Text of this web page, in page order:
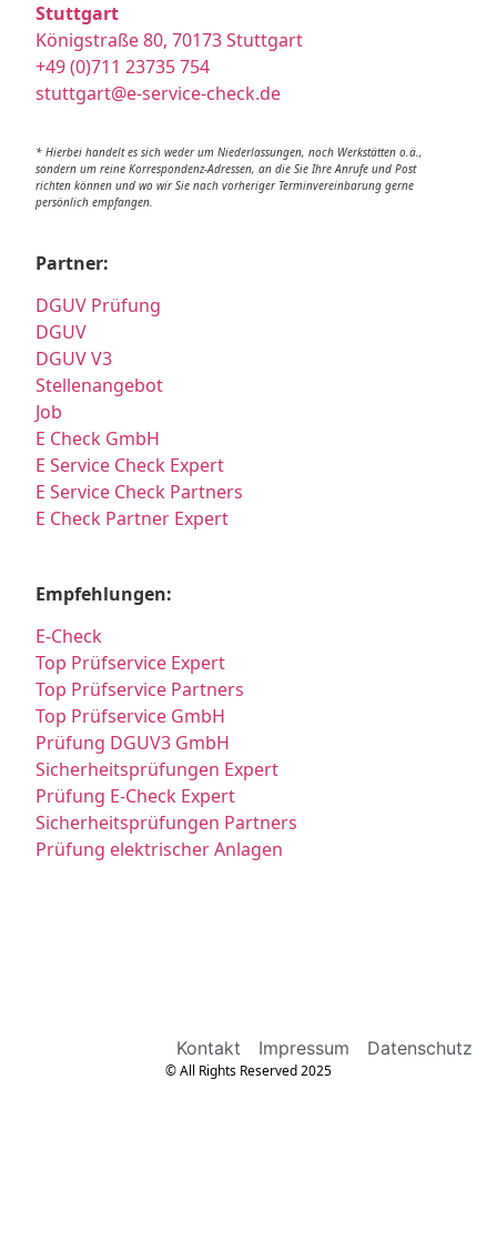
Stuttgart
Königstraße 80, 70173 Stuttgart
+49 (0)711 23735 754
stuttgart@e-service-check.de
* Hierbei handelt es sich weder um Niederlassungen, noch Werkstätten o.ä.,
sondern um reine Korrespondenz-Adressen, an die Sie Ihre Anrufe und Post
richten können und wo wir Sie nach vorheriger Terminvereinbarung gerne
persönlich empfangen.
Partner:
DGUV Prüfung
DGUV
DGUV V3
Stellenangebot
Job
E Check GmbH
E Service Check Expert
E Service Check Partners
E Check Partner Expert
Empfehlungen:
E-Check
Top Prüfservice Expert
Top Prüfservice Partners
Top Prüfservice GmbH
Prüfung DGUV3 GmbH
Sicherheitsprüfungen Expert
Prüfung E-Check Expert
Sicherheitsprüfungen Partners
Prüfung elektrischer Anlagen
Kontakt Impressum Datenschutz
© All Rights Reserved 2025